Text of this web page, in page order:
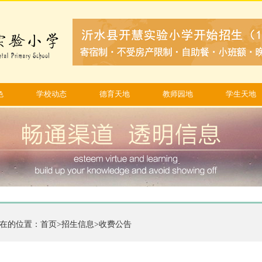
学校动态 德育天地 教师园地 学生天地
的位置： 首页>招生信息>收费公告